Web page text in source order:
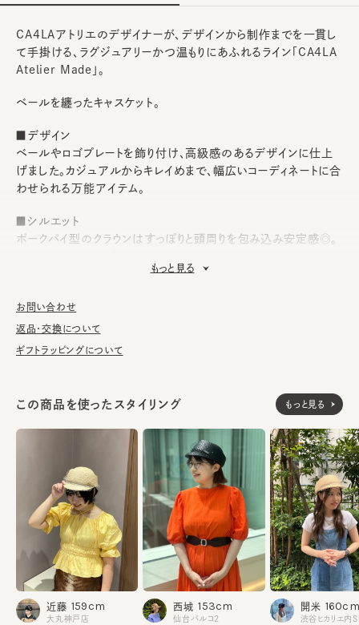
CA4LAアトリエのデザイナーが、デザインから制作までを一貫し
て手掛ける、ラグジュアリーかつ温もりにあふれるライン「CA4LA
Atelier Made」。
ベールを纏ったキャスケット。
■デザイン
ベールやロゴプレートを飾り付け、高級感のあるデザインに仕上
げました。カジュアルからキレイめまで、幅広いコーディネートに合
わせられる万能アイテム。
■シルエット
ポークパイ型のクラウンはすっぽりと頭周りを包み込み安定感◎。
かぶれるのも嬉しいポイント。
■素材
ざっくりと編まれたラフィアを使用。天然素材ならではのナチュラ
洗濯不可。汚れにつきましては、帽子が汚れてしまう前の対策と
して、汗止めのハットライナーのお勧めしております。
※サイズ調節スベリ仕様（サイズを小さくする際は、調節テープを
まっすぐ引き出してください。逆向きに引っ張るとスベリを破損する
可能性がございます。）
※天然素材の為、草の太さや色の出方・シルエットに多少の個体
差があります。
素材
本体：ラフィア100%
飾り部分：キュプラ67% ポリエステル27% ナイ
ロン6%
もっと見る
お問い合わせ
返品・交換について
ギフトラッピングについて
この商品を使ったスタイリング もっと見る
近藤 159cm
大丸神戸店
西城 153cm
仙台パルコ2
開米 160cm